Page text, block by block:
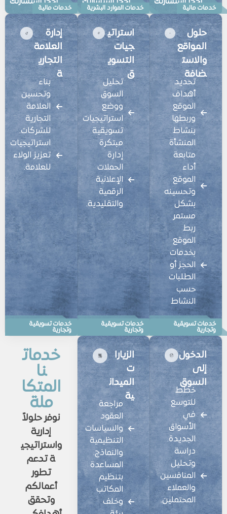
خدمات مالية خدمات الموارد البشرية خدمات مالية
حلول
المواقع
والاست
ضافة
احجز استشارتك
تحديد
أهداف
الموقع
وربطها
بنشاط
المنشأة
متابعة
أداء
الموقع
وتحسينه
بشكل
مستمر
ربط
الموقع
بخدمات
الحجز أو
الطلبات
حسب
النشاط
خدمات تسويقية
وتجارية
استراتي
جيات
التسوي
ق
احجز استشارتك
تحليل
السوق
ووضع
استراتيجيات
تسويقية
مبتكرة
إدارة
الحملات
الإعلانية
الرقمية
والتقليدية.
خدمات تسويقية
وتجارية
إدارة
العلامة
التجاري
ة
احجز استشارتك
بناء
وتحسين
العلامة
التجارية
للشركات.
استراتيجيات
تعزيز الولاء
للعلامة.
خدمات تسويقية
وتجارية
الدخول
إلى
السوق
خطط
للتوسع
في
الأسواق
الجديدة.
دراسة
وتحليل
المنافسين
والعملاء
المحتملين.
الزيارا
ت
الميدان
ية
مراجعة
العقود
والسياسات
التنظيمية
والنماذج.
المساعدة
بتنظيم
المكاتب
وخلف
خدمات
نا
المتكا
ملة
نوفر حلولاً
إدارية
واستراتيجي
ة تدعم
تطور
أعمالكم
وتحقق